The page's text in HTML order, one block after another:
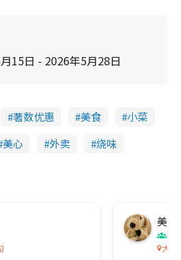
15日 - 2026年5月28日
著数优惠 美食
小菜
美心 外卖 烧味
美食
著
大快